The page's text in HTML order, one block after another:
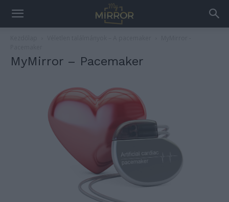
MyMirror – Pacemaker